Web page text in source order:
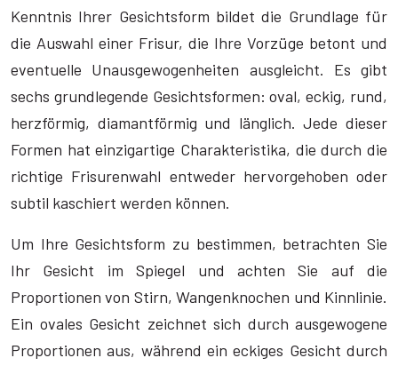
Kenntnis Ihrer Gesichtsform bildet die Grundlage für
die Auswahl einer Frisur, die Ihre Vorzüge betont und
eventuelle Unausgewogenheiten ausgleicht. Es gibt
sechs grundlegende Gesichtsformen: oval, eckig, rund,
herzförmig, diamantförmig und länglich. Jede dieser
Formen hat einzigartige Charakteristika, die durch die
richtige Frisurenwahl entweder hervorgehoben oder
subtil kaschiert werden können.
Um Ihre Gesichtsform zu bestimmen, betrachten Sie
Ihr Gesicht im Spiegel und achten Sie auf die
Proportionen von Stirn, Wangenknochen und Kinnlinie.
Ein ovales Gesicht zeichnet sich durch ausgewogene
Proportionen aus, während ein eckiges Gesicht durch